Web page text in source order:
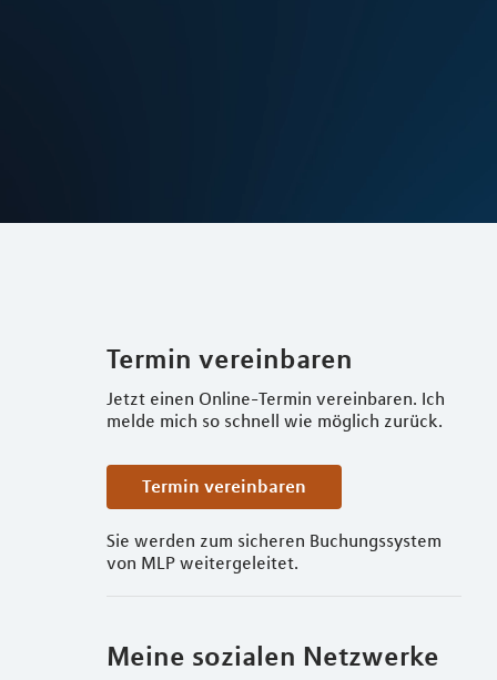
Termin vereinbaren
Jetzt einen Online-Termin vereinbaren. Ich
melde mich so schnell wie möglich zurück.
Termin vereinbaren
Sie werden zum sicheren Buchungssystem
von MLP weitergeleitet.
Meine sozialen Netzwerke